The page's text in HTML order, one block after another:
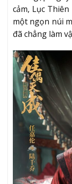
cảm, Lục
một ngọn núi
đã chẳng làm